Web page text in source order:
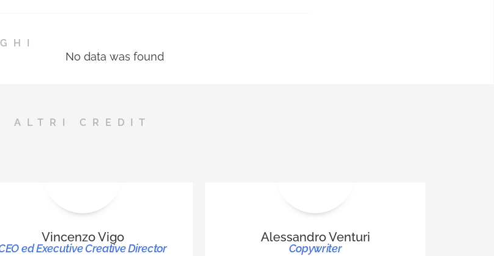
Mediastars.No data was found
ALTRI CREDIT
Vincenzo Vigo
ed Executive Creative Director
Alessandro Venturi
Copywriter